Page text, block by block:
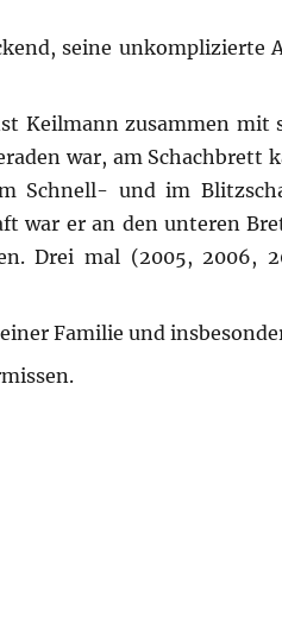
seine
Keilmann zusammen mit
war, am
Schnell- und im
war er an den unteren
Drei mal (2005, 2006,
Familie und